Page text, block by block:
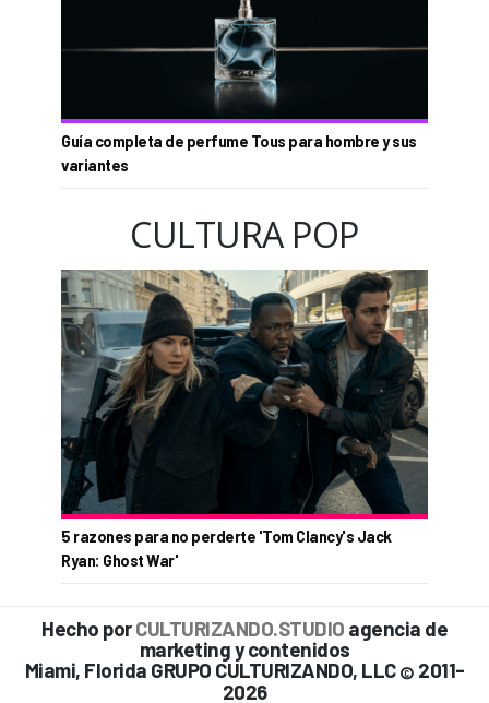
Guía completa de perfume Tous para hombre y sus
variantes
CULTURA POP
5 razones para no perderte 'Tom Clancy's Jack
Ryan: Ghost War'
Hecho porCULTURIZANDO.STUDIO agencia de
marketing y contenidos
Miami, Florida GRUPO CULTURIZANDO, LLC © 2011-
2026